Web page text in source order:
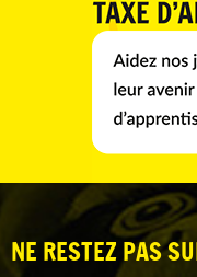
NE RESTEZ PAS